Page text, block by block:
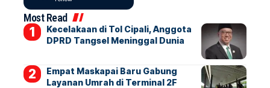
Most Read
Kecelakaan di Tol Cipali, Anggota
DPRD Tangsel Meninggal Dunia
Empat Maskapai Baru Gabung
Layanan Umrah di Terminal 2F